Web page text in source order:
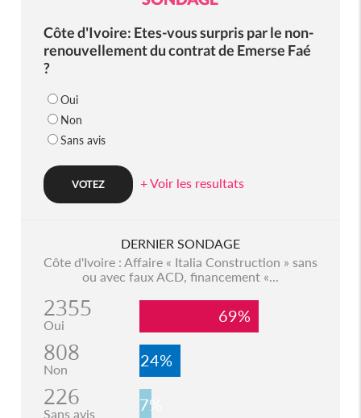
Côte d'Ivoire: Etes-vous surpris par le non-
renouvellement du contrat de Emerse Faé
?
Oui
Non
Sans avis
+ Voir les resultats
DERNIER SONDAGE
Côte d'Ivoire : Affaire « Italia Construction » sans
ou avec faux ACD, financement «...
2355
Oui 69%
808
Non 24%
226
Sans avis 7%